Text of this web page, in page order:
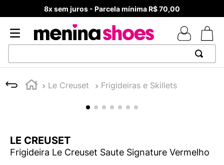
8x sem juros - Parcela mínima R$ 70,00
Le Creuset Frigideiras e Skillets
LE CREUSET
Frigideira Le Creuset Saute Signature Vermelho
1
TÊNIS NEWS BALANCE 530
MELISSAS MINI BABY
4º
NEW 9060
º
ADIDAS